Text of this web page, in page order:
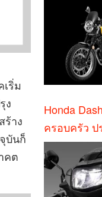
ริ่ม
ง
ร้าง
บันก็
คต
Honda
ครอบครัว ป
บาท